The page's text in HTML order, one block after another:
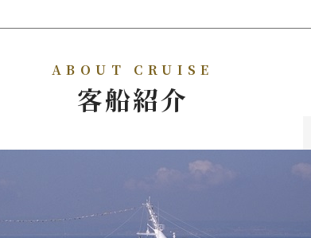
ABOUT CRUISE
客船紹介